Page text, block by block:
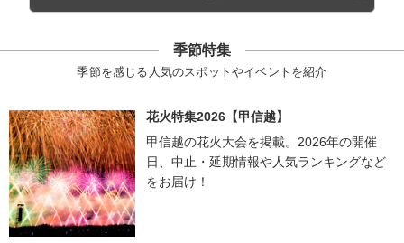
季節特集
季節を感じる人気のスポットやイベントを紹介
花火特集2026【甲信越】
甲信越の花火大会を掲載。2026年の開催
日、中止・延期情報や人気ランキングなど
をお届け！